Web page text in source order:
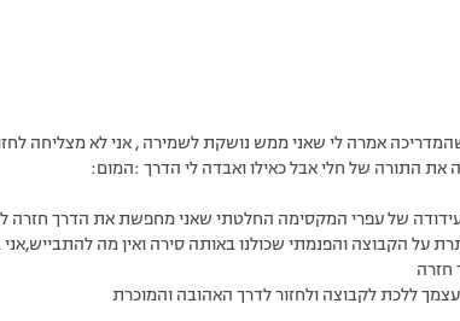
אמרה לי שאני ממש נושקת לשמירה , אני לא מצליחה
את התורה של חלי אבל כאילו ואבדה לי הדרך :המום:
של עפרי המקסימה החלטתי שאני מחפשת את הדרך חזרה
על הקבוצה והפנמתי שכולנו באותה סירה ואין מה
חזרה
ללכת לקבוצה ולחזור לדרך האהובה והמוכרת